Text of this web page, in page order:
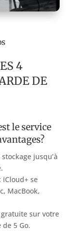
4
DE
le service
jusqu’à
se
MacBook,
gratuite sur votre
5 Go.